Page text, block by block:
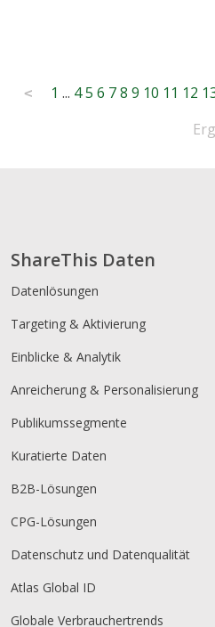
< 1 ... 4 5 6 7 8 9 10 11 12
ShareThis Daten
Datenlösungen
Targeting & Aktivierung
Einblicke & Analytik
Anreicherung & Personalisierung
Publikumssegmente
Kuratierte Daten
B2B-Lösungen
CPG-Lösungen
Datenschutz und Datenqualität
Atlas Global ID
Globale Verbrauchertrends